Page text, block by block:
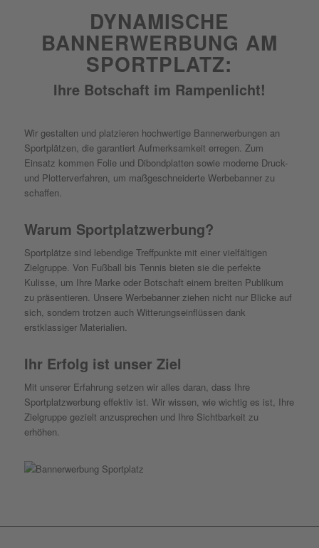
DYNAMISCHE
BANNERWERBUNG AM
SPORTPLATZ:
Ihre Botschaft im Rampenlicht!
Wir gestalten und platzieren hochwertige Bannerwerbungen an
Sportplätzen, die garantiert Aufmerksamkeit erregen. Zum
Einsatz kommen Folie und Dibondplatten sowie moderne Druck-
und Plotterverfahren, um maßgeschneiderte Werbebanner zu
schaffen.
Warum Sportplatzwerbung?
Sportplätze sind lebendige Treffpunkte mit einer vielfältigen
Zielgruppe. Von Fußball bis Tennis bieten sie die perfekte
Kulisse, um Ihre Marke oder Botschaft einem breiten Publikum
zu präsentieren. Unsere Werbebanner ziehen nicht nur Blicke auf
sich, sondern trotzen auch Witterungseinflüssen dank
erstklassiger Materialien.
Ihr Erfolg ist unser Ziel
Mit unserer Erfahrung setzen wir alles daran, dass Ihre
Sportplatzwerbung effektiv ist. Wir wissen, wie wichtig es ist, Ihre
Zielgruppe gezielt anzusprechen und Ihre Sichtbarkeit zu
erhöhen.